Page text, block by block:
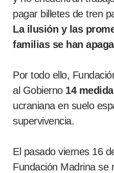
pagar billetes de tren
La ilusión y las
familias se han
Por todo ello,
al Gobierno 14
ucraniana en suelo
supervivencia.
El pasado viernes 16
Fundación Madrina se